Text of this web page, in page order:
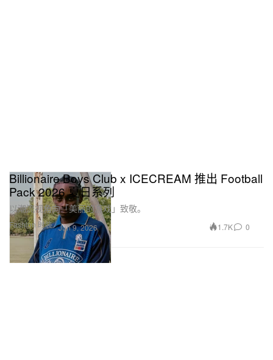
Fashion 时装
Billionaire Boys Club x ICECREAM 推出 Football
Pack 2026 夏日系列
以潮流视角向「美丽的游戏」致敬。
Jun 9, 2026 1.7K 0